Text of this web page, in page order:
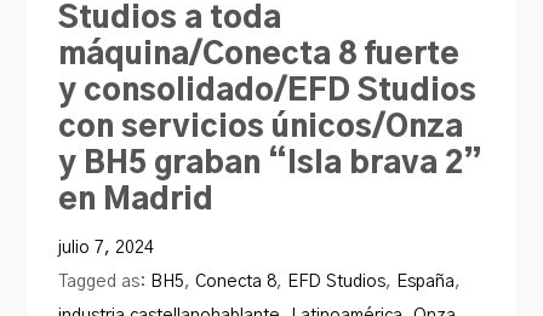
Studios a toda
máquina/Conecta 8 fuerte
y consolidado/EFD Studios
con servicios únicos/Onza
y BH5 graban “Isla brava 2”
en Madrid
julio 7, 2024
Tagged as: BH5,Conecta 8, EFD Studios, España,